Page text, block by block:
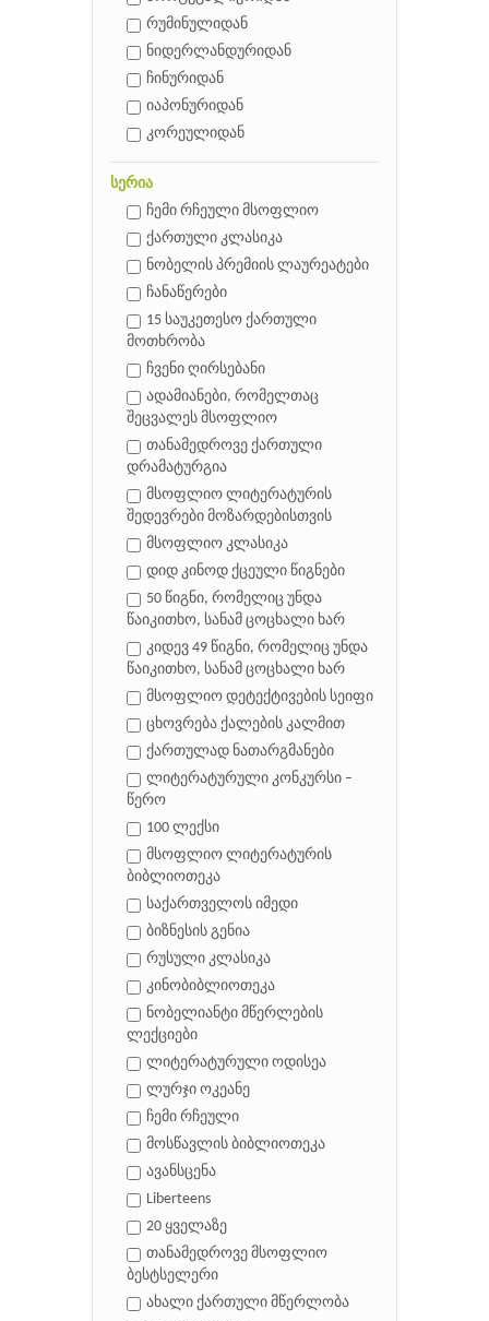
რუმინულიდან
ნიდერლანდურიდან
ჩინურიდან
იაპონურიდან
კორეულიდან
სერია
ჩემი რჩეული მსოფლიო
ქართული კლასიკა
ნობელის პრემიის ლაურეატები
ჩანაწერები
15 საუკეთესო ქართული
მოთხრობა
ჩვენი ღირსებანი
ადამიანები, რომელთაც
შეცვალეს მსოფლიო
თანამედროვე ქართული
დრამატურგია
მსოფლიო ლიტერატურის
შედევრები მოზარდებისთვის
მსოფლიო კლასიკა
დიდ კინოდ ქცეული წიგნები
50 წიგნი, რომელიც უნდა
წაიკითხო, სანამ ცოცხალი ხარ
კიდევ 49 წიგნი, რომელიც უნდა
წაიკითხო, სანამ ცოცხალი ხარ
მსოფლიო დეტექტივების სეიფი
ცხოვრება ქალების კალმით
ქართულად ნათარგმანები
ლიტერატურული კონკურსი –
წერო
100 ლექსი
მსოფლიო ლიტერატურის
ბიბლიოთეკა
საქართველოს იმედი
ბიზნესის გენია
რუსული კლასიკა
კინობიბლიოთეკა
ნობელიანტი მწერლების
ლექციები
ლიტერატურული ოდისეა
ლურჯი ოკეანე
ჩემი რჩეული
მოსწავლის ბიბლიოთეკა
ავანსცენა
Liberteens
20 ყველაზე
თანამედროვე მსოფლიო
ბესტსელერი
ახალი ქართული მწერლობა